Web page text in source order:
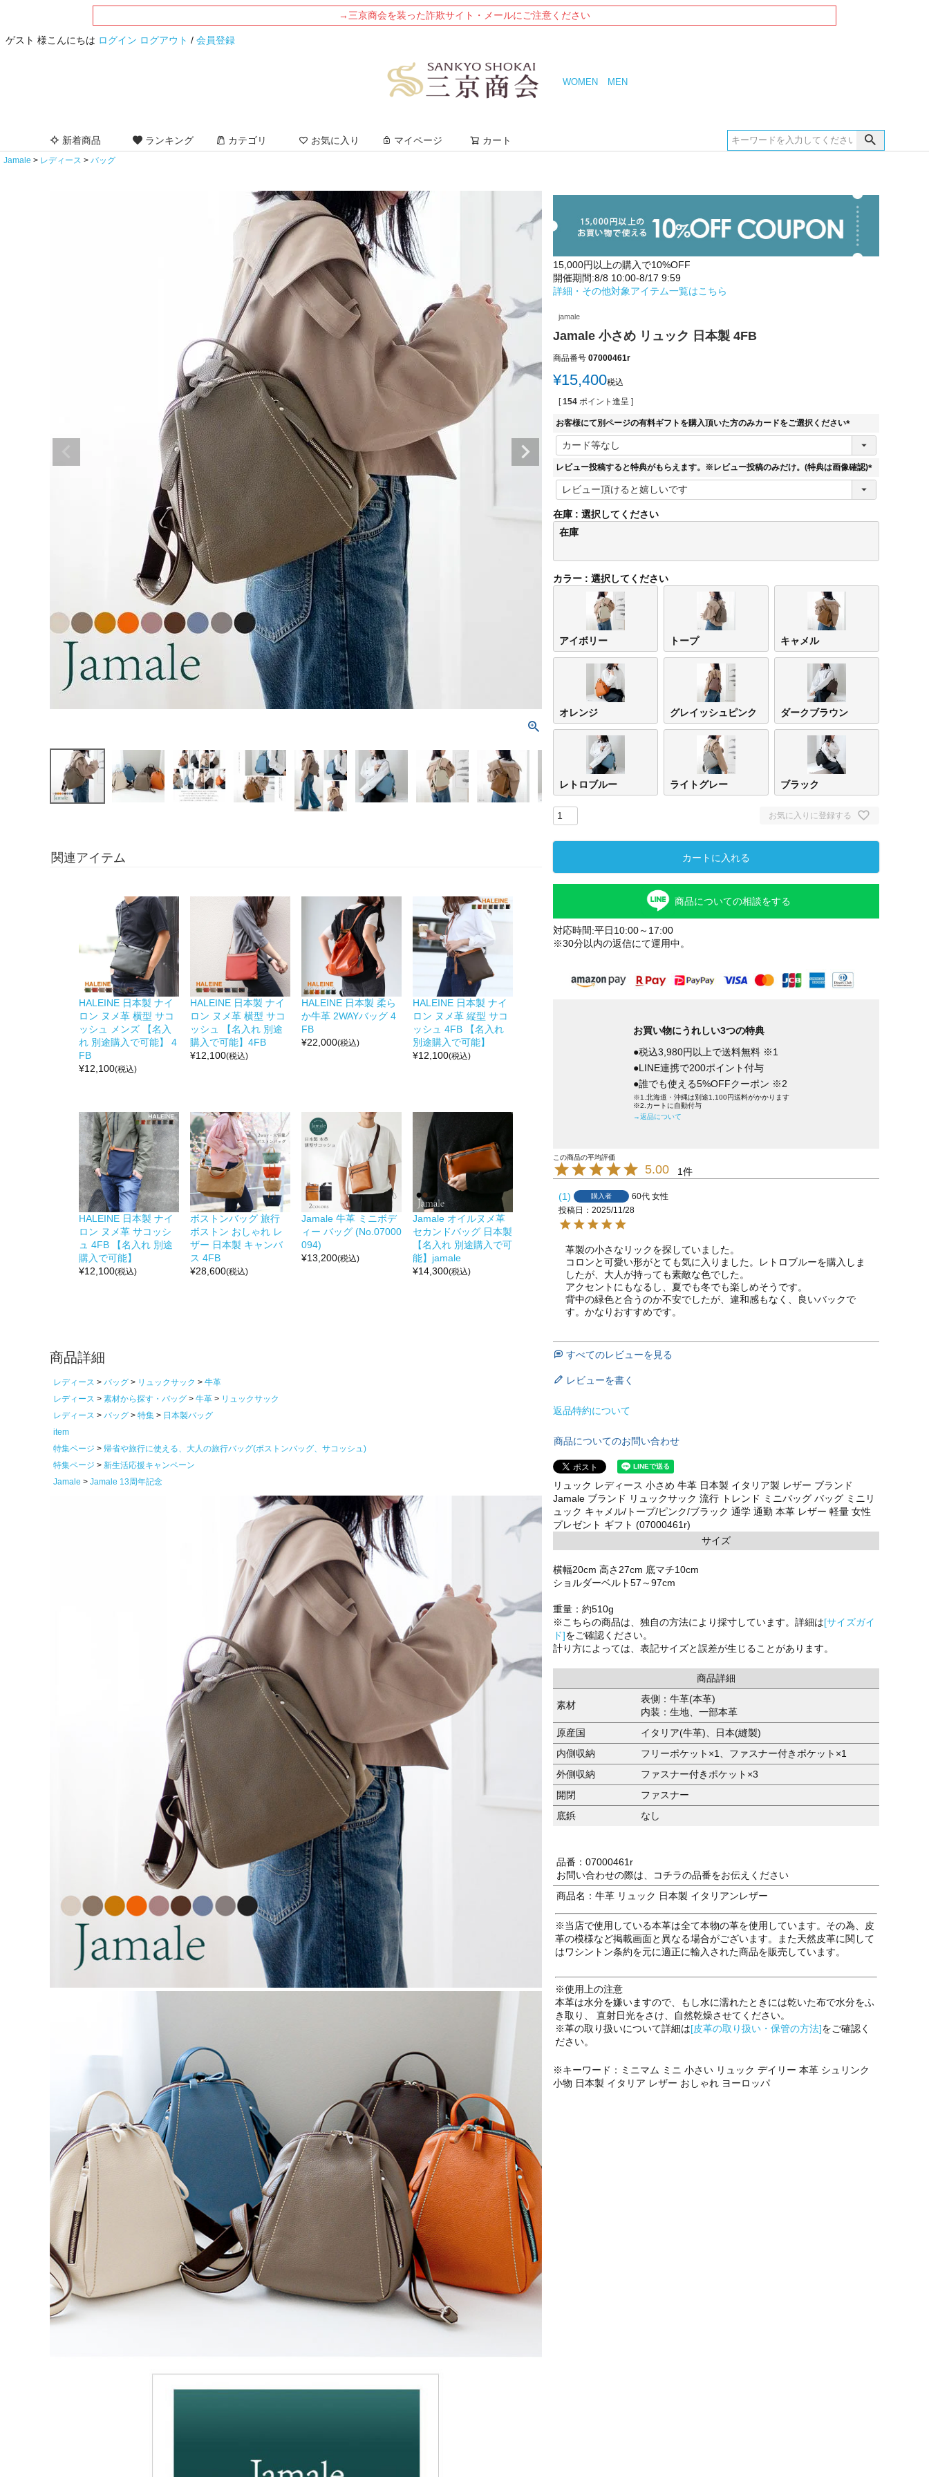
→三京商会を装った詐欺サイト・メールにご注意ください
ゲスト 様こんにちは ログイン ログアウト / 会員登録
WOMEN MEN
新着商品 ランキング カテゴリ お気に入り マイページ カート
Jamale レディース バッグ
関連アイテム
HALEINE 日本製 ナイ
ロン ヌメ革 横型 サコ
ッシュ メンズ 【名入
れ 別途購入で可能】 4
FB
¥12,100(税込)
HALEINE 日本製 ナイ
ロン ヌメ革 横型 サコ
ッシュ 【名入れ 別途
購入で可能】4FB
¥12,100(税込)
HALEINE 日本製 柔ら
か牛革 2WAYバッグ 4
FB
¥22,000(税込)
HALEINE 日本製 ナイ
ロン ヌメ革 縦型 サコ
ッシュ 4FB 【名入れ
別途購入で可能】
¥12,100(税込)
HALEINE 日本製 ナイ
ロン ヌメ革 サコッシ
ュ 4FB 【名入れ 別途
購入で可能】
¥12,100(税込)
ボストンバッグ 旅行
ボストン おしゃれ レ
ザー 日本製 キャンバ
ス 4FB
¥28,600(税込)
Jamale 牛革 ミニボデ
ィー バッグ (No.07000
094)
¥13,200(税込)
Jamale オイルヌメ革
セカンドバッグ 日本製
【名入れ 別途購入で可
能】jamale
¥14,300(税込)
商品詳細
レディース バッグ リュックサック
牛革
レディース
素材から探す・バッグ 牛革
リュックサック
レディース
バッグ 特集
日本製バッグ
item
特集ページ
帰省や旅行に使える、大人の旅行バッグ(ボストンバッグ、サコッシュ)
特集ページ
新生活応援キャンペーン
Jamale
Jamale 13周年記念
15,000円以上の購入で10%OFF
開催期間:8/8 10:00-8/17 9:59
詳細・その他対象アイテム一覧はこちら
jamale
Jamale 小さめ リュック 日本製 4FB
商品番号 07000461r
¥15,400税込
[ 154 ポイント進呈 ]
お客様にて別ページの有料ギフトを購入頂いた方のみカードをご選択ください
(
須
レビュー投稿すると特典がもらえます。※レビュー投稿のみだけ。(特典は画像確認)
(
)
在庫
選択してください
在庫
カラー 選択してください
アイボリー トープ キャメル
オレンジ グレイッシュピンク ダークブラウン
レトロブルー ライトグレー ブラック
お気に入りに登録する
カートに入れる
商品についての相談をする
対応時間:平日10:00～17:00
※30分以内の返信にて運用中。
お買い物にうれしい3つの特典
●税込3,980円以上で送料無料 ※1
●LINE連携で200ポイント付与
●誰でも使える5%OFFクーポン ※2
※1.北海道・沖縄は別途1,100円送料がかかります
※2.カートに自動付与
→返品について
5.00 1
1 購入者 60代 女性
投稿日
2025/11/28
革製の小さなリックを探していました。
コロンと可愛い形がとても気に入りました。レトロブルーを購入しま
したが、大人が持っても素敵な色でした。
アクセントにもなるし、夏でも冬でも楽しめそうです。
背中の緑色と合うのか不安でしたが、違和感もなく、良いバックで
す。かなりおすすめです。
すべてのレビューを見る
レビューを書く
返品特約について
商品についてのお問い合わせ
リュック レディース 小さめ 牛革 日本製 イタリア製 レザー ブランド
Jamale ブランド リュックサック 流行 トレンド ミニバッグ バッグ ミニリ
ュック キャメル/トープ/ピンク/ブラック 通学 通勤 本革 レザー 軽量 女性
プレゼント ギフト (07000461r)
サイズ
横幅20cm 高さ27cm 底マチ10cm
ショルダーベルト57～97cm
重量：約510g
※こちらの商品は、独自の方法により採寸しています。詳細は[サイズガイ
ド]をご確認ください。
計り方によっては、表記サイズと誤差が生じることがあります。
商品詳細
素材
表側：牛革(本革)
内装：生地、一部本革
原産国
イタリア(牛革)、日本(縫製)
内側収納
フリーポケット×1、ファスナー付きポケット×1
外側収納
ファスナー付きポケット×3
開閉
ファスナー
底鋲
なし
品番：07000461r
お問い合わせの際は、コチラの品番をお伝えください
商品名：牛革 リュック 日本製 イタリアンレザー
※当店で使用している本革は全て本物の革を使用しています。その為、皮
革の模様など掲載画面と異なる場合がございます。また天然皮革に関して
はワシントン条約を元に適正に輸入された商品を販売しています。
※使用上の注意
本革は水分を嫌いますので、もし水に濡れたときには乾いた布で水分をふ
き取り、 直射日光をさけ、自然乾燥させてください。
※革の取り扱いについて詳細は[皮革の取り扱い・保管の方法]をご確認く
ださい。
※キーワード：ミニマム ミニ 小さい リュック デイリー 本革 シュリンク
小物 日本製 イタリア レザー おしゃれ ヨーロッパ